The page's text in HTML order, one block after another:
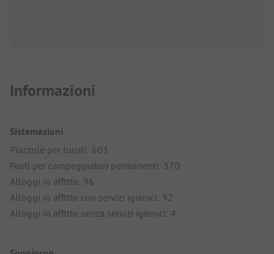
Informazioni
Sistemazioni
Piazzole per turisti: 603
Posti per campeggiatori permanenti: 370
Alloggi in affitto: 96
Alloggi in affitto con servizi igienici: 92
Alloggi in affitto senza servizi igienici: 4